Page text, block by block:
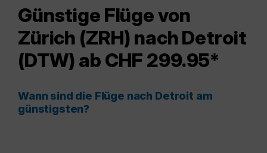
Günstige Flüge von
Zürich (ZRH) nach Detroit
(DTW) ab CHF 299.95*
Wann sind die Flüge nach Detroit am
günstigsten?